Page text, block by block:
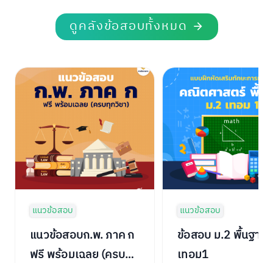
ดูคลังข้อสอบทั้งหมด
แนวข้อสอบ
แนวข้อสอบก.พ. ภาค ก
ฟรี พร้อมเฉลย (ครบทุก
แนวข้อสอบ
ข้อสอบ ม.2 พื้นฐาน
เทอม1